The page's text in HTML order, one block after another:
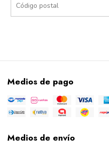
Medios de pago
Medios de envío